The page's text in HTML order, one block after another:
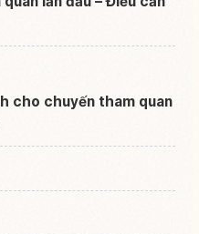
cho chuyến tham quan